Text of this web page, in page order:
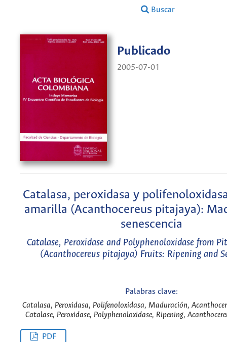
Buscar
Publicado
2005-07-01
Catalasa, peroxidasa y
amarilla (Acanthocereus pitajaya):
senescencia
Catalase, Peroxidase and Polyphenoloxidase from
(Acanthocereus pitajaya) Fruits: Ripening and
Palabras clave:
Catalasa, Peroxidasa, Polifenoloxidasa, Maduración,
Catalase, Peroxidase, Polyphenoloxidase, Ripening,
PDF